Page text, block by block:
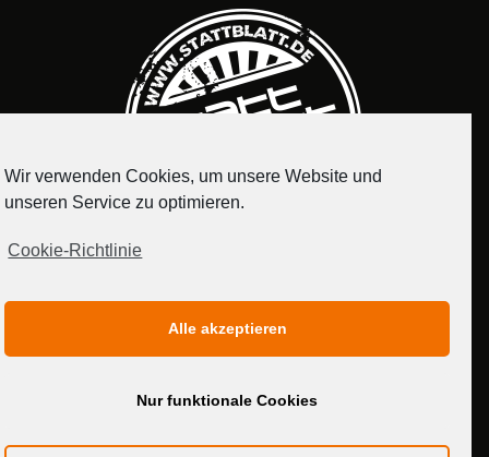
MEDIADATEN
Wir verwenden Cookies, um unsere Website und
unseren Service zu optimieren.
Cookie-Richtlinie
Alle akzeptieren
Nur funktionale Cookies